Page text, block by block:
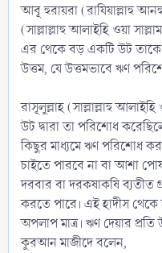
আবূ হুরায়রা (রাযিয়াল্লাহু
(সাল্লাল্লাহু আলাইহি ওয়া
এর থেকে বড় একটি উট তাকে
উত্তম, যে উত্তমভাবে ঋণ
রাসূলুল্লাহ (সাল্লাল্লাহু
উট দ্বারা তা পরিশোধ
কিছুর মাধ্যমে ঋণ পরিশোধ
চাইতে পারবে না বা আশা
দরবার বা দরকষাকষি ব্যতীত
করতে পারে। এই হাদীস
অপলাপ মাত্র। ঋণ দেয়ার
কুরআন মাজীদে বলেন,